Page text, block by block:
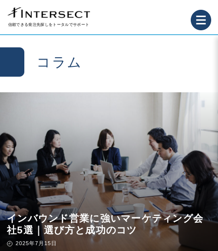
信頼できる発注先探しをトータルでサポート
コラム
インバウンド営業に強いマーケティング会
社5選｜選び方と成功のコツ
2025年7月15日